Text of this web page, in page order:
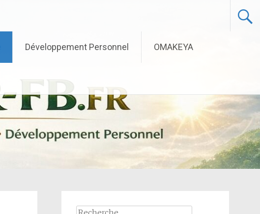
Développement Personnel OMAKEYA
Rechercher :